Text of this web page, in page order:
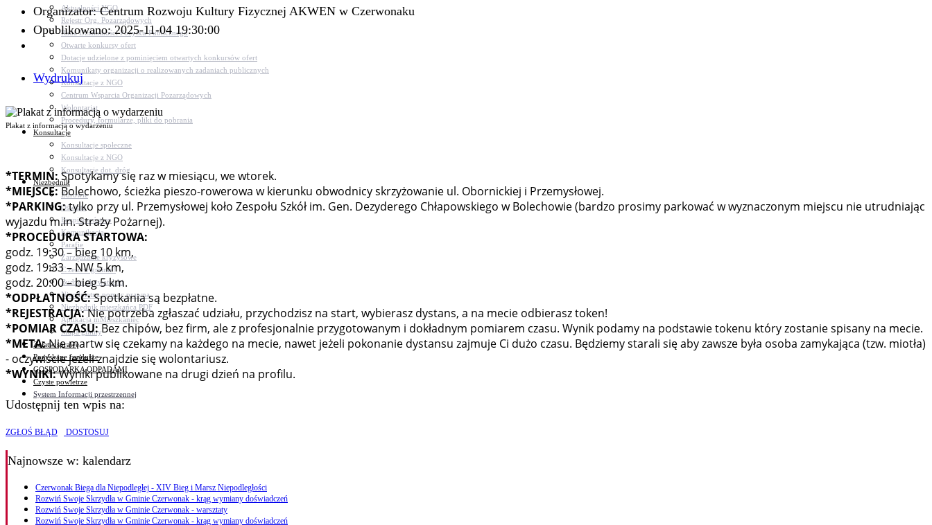
Aktualności NGO
Rejestr Org. Pozarządowych
Rada Działalności Pożytku Publicznego
Otwarte konkursy ofert
Dotacje udzielone z pominięciem otwartych konkursów ofert
Komunikaty organizacji o realizowanych zadaniach publicznych
Konsultacje z NGO
Centrum Wsparcia Organizacji Pozarządowych
Wolontariat
Procedury, formularze, pliki do pobrania
Konsultacje
Konsultacje społeczne
Konsultacje z NGO
Konsultacje dot. dróg
Niezbędnik
Zdrowie
Oświata
Bezpieczeństwo
Komunikacja
Parafie
Zarządzanie kryzysowe
C.ześć w gminie!
Budżet obywatelski
Nieodpłatna pomoc prawna
Niezbędnik mieszkańca PDF
Aplikacja mMieszkaniec
Mapa gminy
Załatw sprawę
Pozyskane fundusze
GOSPODARKA ODPADAMI
Czyste powietrze
System Informacji przestrzennej
Organizator: Centrum Rozwoju Kultury Fizycznej AKWEN w Czerwonaku
Opublikowano: 2025-11-04 19:30:00
Wydrukuj
Plakat z informacją o wydarzeniu
*TERMIN:Spotykamy się raz w miesiącu, we wtorek.
*MIEJSCE:Bolechowo, ścieżka pieszo-rowerowa w kierunku obwodnicy skrzyżowanie ul. Obornickiej i Przemysłowej.
*PARKING:tylko przy ul. Przemysłowej koło Zespołu Szkół im. Gen. Dezyderego Chłapowskiego w Bolechowie (bardzo prosimy parkować w wyznaczonym miejscu nie utrudniając
wyjazdu m.in. Straży Pożarnej).
*PROCEDURA STARTOWA:
godz. 19:30 – bieg 10 km,
godz. 19:33 – NW 5 km,
godz. 20:00 – bieg 5 km.
*ODPŁATNOŚĆ:Spotkania są bezpłatne.
*REJESTRACJA:Nie potrzeba zgłaszać udziału, przychodzisz na start, wybierasz dystans, a na mecie odbierasz token!
*POMIAR CZASU:Bez chipów, bez firm, ale z profesjonalnie przygotowanym i dokładnym pomiarem czasu. Wynik podamy na podstawie tokenu który zostanie spisany na mecie.
*META:Nie martw się czekamy na każdego na mecie, nawet jeżeli pokonanie dystansu zajmuje Ci dużo czasu. Będziemy starali się aby zawsze była osoba zamykająca (tzw. miotła)
- oczywiście jeżeli znajdzie się wolontariusz.
*WYNIKI:Wyniki publikowane na drugi dzień na profilu.
Udostępnij ten wpis na:
ZGŁOŚ BŁĄD DOSTOSUJ
Najnowsze w: kalendarz
Czerwonak Biega dla Niepodległej - XIV Bieg i Marsz Niepodległości
Rozwiń Swoje Skrzydła w Gminie Czerwonak - krąg wymiany doświadczeń
Rozwiń Swoje Skrzydła w Gminie Czerwonak - warsztaty
Rozwiń Swoje Skrzydła w Gminie Czerwonak - krąg wymiany doświadczeń